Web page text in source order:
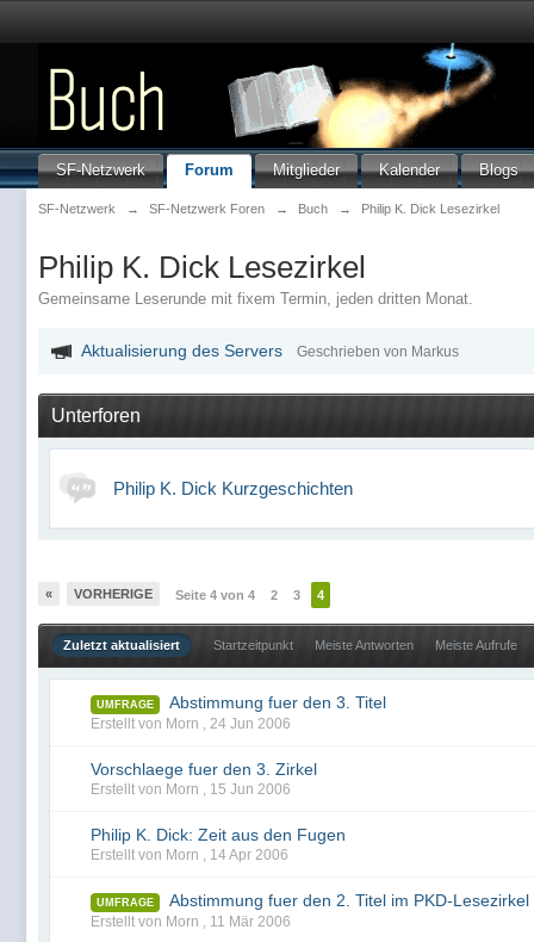
SF-Netzwerk Forum Mitglieder Kalender Blogs
SF-Netzwerk → SF-Netzwerk Foren → Buch → Philip K. Dick Lesezirkel
Philip K. Dick Lesezirkel
Gemeinsame Leserunde mit fixem Termin, jeden dritten Monat.
Aktualisierung des Servers Geschrieben von Markus
Unterforen
Philip K. Dick Kurzgeschichten
« VORHERIGE Seite 4 von 4 2 3 4
Zuletzt aktualisiert Startzeitpunkt Meiste Antworten Meiste Aufrufe
UMFRAGE Abstimmung fuer den 3. Titel
Erstellt von Morn , 24 Jun 2006
Vorschlaege fuer den 3. Zirkel
Erstellt von Morn , 15 Jun 2006
Philip K. Dick: Zeit aus den Fugen
Erstellt von Morn , 14 Apr 2006
UMFRAGE Abstimmung fuer den 2. Titel im PKD-Lesezirkel
Erstellt von Morn , 11 Mär 2006